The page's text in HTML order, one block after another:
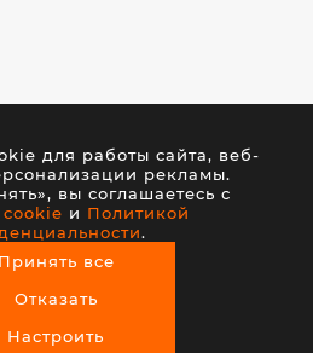
для работы сайта, веб-
рекламы.
вы соглашаетесь с
и Политикой
.
Принять все
Отказать
Настроить
публичной офертой,
статьи 437 (2) ГК РФ.
Все права защищены.